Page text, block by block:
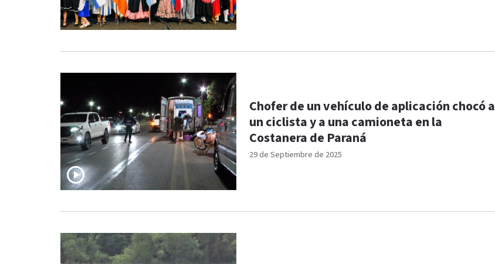
29 de Septiembre de 2025
Chofer de un vehículo de aplicación chocó a
un ciclista y a una camioneta en la
Costanera de Paraná